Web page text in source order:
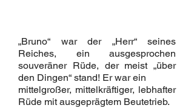
„Bruno“ war der „Herr“ seines
Reiches, ein ausgesprochen
souveräner Rüde, der meist „über
den Dingen“ stand! Er war ein
mittelgroßer, mittelkräftiger, lebhafter
Rüde mit ausgeprägtem Beutetrieb.